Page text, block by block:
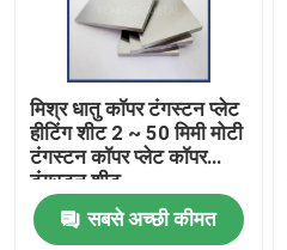
मिश्र धातु कॉपर टंगस्टन प्लेट
हीटिंग शीट 2 ~ 50 मिमी मोटी
टंगस्टन कॉपर प्लेट कॉपर
टंगस्टन शीट
सबसे अच्छी कीमत